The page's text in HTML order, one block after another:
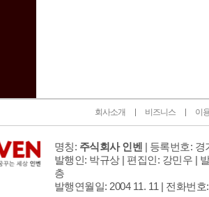
회사소개 비즈니스 이
명칭: 주식회사 인벤 | 등록번호: 경
발행인: 박규상 | 편집인: 강민우 |
층
발행연월일: 2004 11. 11 | 전화번호